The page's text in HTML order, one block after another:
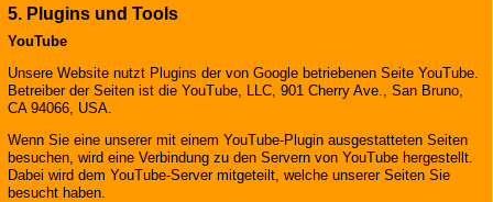
5. Plugins und Tools
YouTube
Unsere Website nutzt Plugins der von Google betriebenen Seite YouTube.
Betreiber der Seiten ist die YouTube, LLC, 901 Cherry Ave., San Bruno,
CA 94066, USA.
Wenn Sie eine unserer mit einem YouTube-Plugin ausgestatteten Seiten
besuchen, wird eine Verbindung zu den Servern von YouTube hergestellt.
Dabei wird dem YouTube-Server mitgeteilt, welche unserer Seiten Sie
besucht haben.